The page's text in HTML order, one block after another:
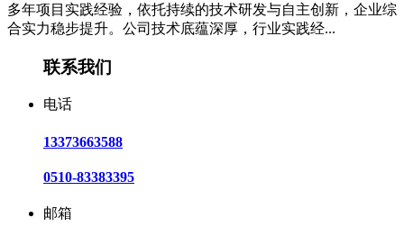
多年项目实践经验，依托持续的技术研发与自主创新，企业综
合实力稳步提升。公司技术底蕴深厚，行业实践经...
联系我们
电话
13373663588
0510-83383395
邮箱